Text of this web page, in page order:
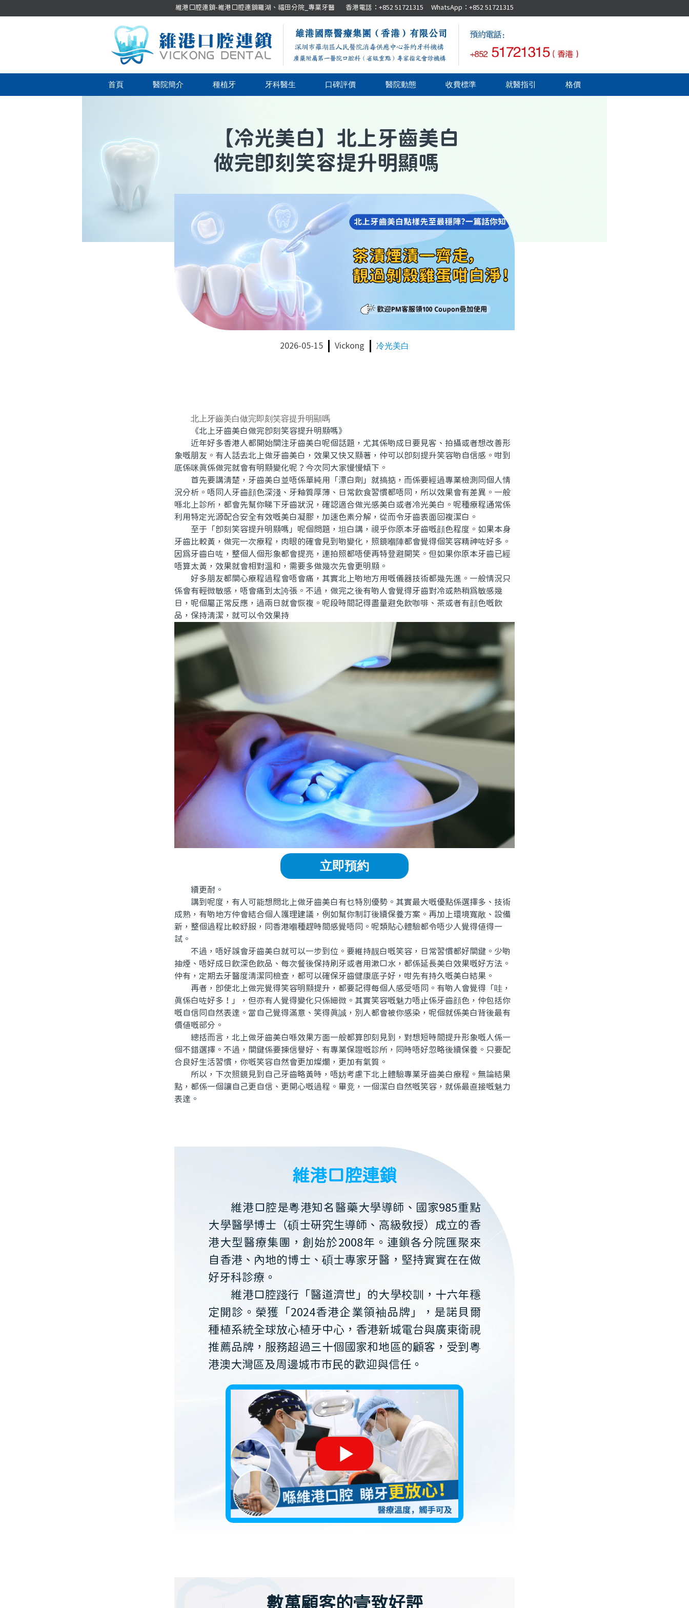
維港口腔連鎖-維港口腔連鎖羅湖、福田分院_專業牙醫 香港電話：+852 51721315 WhatsApp：+852 51721315
首頁 醫院簡介 種植牙 牙科醫生 口碑評價 醫院動態 收費標準 就醫指引 格價
【冷光美白】 北上牙齒美白
做完即刻笑容提升明顯嗎
2026-05-15 Vickong 冷光美白
北上牙齒美白做完即刻笑容提升明顯嗎
《北上牙齒美白做完即刻笑容提升明顯嗎》
近年好多香港人都開始關注牙齒美白呢個話題，尤其係啲成日要見客、拍攝或者想改善形
象嘅朋友。有人話去北上做牙齒美白，效果又快又顯著，仲可以即刻提升笑容啲自信感。咁到
底係咪真係做完就會有明顯變化呢？今次同大家慢慢傾下。
首先要講清楚，牙齒美白並唔係單純用「漂白劑」就搞掂，而係要經過專業檢測同個人情
況分析。唔同人牙齒顔色深淺、牙釉質厚薄、日常飲食習慣都唔同，所以效果會有差異。一般
喺北上診所，都會先幫你睇下牙齒狀況，確認適合做光感美白或者冷光美白。呢種療程通常係
利用特定光源配合安全有效嘅美白凝膠，加速色素分解，從而令牙齒表面回複潔白。
至于「即刻笑容提升明顯嗎」呢個問題，坦白講，視乎你原本牙齒嘅顔色程度。如果本身
牙齒比較黃，做完一次療程，肉眼的確會見到啲變化，照鏡嗰陣都會覺得個笑容精神咗好多。
因爲牙齒白咗，整個人個形象都會提亮，連拍照都唔使再特登避開笑。但如果你原本牙齒已經
唔算太黃，效果就會相對溫和，需要多做幾次先會更明顯。
好多朋友都關心療程過程會唔會痛，其實北上啲地方用嘅儀器技術都幾先進。一般情況只
係會有輕微敏感，唔會痛到太誇張。不過，做完之後有啲人會覺得牙齒對冷或熱稍爲敏感幾
日，呢個屬正常反應，過兩日就會恢複。呢段時間記得盡量避免飲咖啡、茶或者有顔色嘅飲
品，保持清潔，就可以令效果持
立即預約
續更耐。
講到呢度，有人可能想問北上做牙齒美白有乜特別優勢。其實最大嘅優點係選擇多、技術
成熟，有啲地方仲會結合個人護理建議，例如幫你制訂後續保養方案。再加上環境寬敞、設備
新，整個過程比較舒服，同香港嗰種趕時間感覺唔同。呢類貼心體驗都令唔少人覺得值得一
試。
不過，唔好誤會牙齒美白就可以一步到位。要維持靓白嘅笑容，日常習慣都好關鍵。少啲
抽煙、唔好成日飲深色飲品、每次餐後保持刷牙或者用漱口水，都係延長美白效果嘅好方法。
仲有，定期去牙醫度清潔同檢查，都可以確保牙齒健康底子好，咁先有持久嘅美白結果。
再者，即使北上做完覺得笑容明顯提升，都要記得每個人感受唔同。有啲人會覺得「哇，
真係白咗好多！」，但亦有人覺得變化只係細微。其實笑容嘅魅力唔止係牙齒顔色，仲包括你
嘅自信同自然表達。當自己覺得滿意、笑得真誠，別人都會被你感染，呢個就係美白背後最有
價值嘅部分。
總括而言，北上做牙齒美白喺效果方面一般都算即刻見到，對想短時間提升形象嘅人係一
個不錯選擇。不過，關鍵係要揀信譽好、有專業保證嘅診所，同時唔好忽略後續保養。只要配
合良好生活習慣，你嘅笑容自然會更加燦爛，更加有氣質。
所以，下次照鏡見到自己牙齒略黃時，唔妨考慮下北上體驗專業牙齒美白療程。無論結果
點，都係一個讓自己更自信、更開心嘅過程。畢竟，一個潔白自然嘅笑容，就係最直接嘅魅力
表達。
維港口腔連鎖
維港口腔是粵港知名醫藥大學導師、國家985重點
大學醫學博士（碩士研究生導師、高級教授）成立的香
港大型醫療集團，創始於2008年。連鎖各分院匯聚來
自香港、內地的博士、碩士專家牙醫，堅持實實在在做
好牙科診療。
維港口腔踐行「醫道濟世」的大學校訓，十六年穩
定開診。榮獲「2024香港企業領袖品牌」，是諾貝爾
種植系統全球放心植牙中心，香港新城電台與廣東衛視
推薦品牌，服務超過三十個國家和地區的顧客，受到粵
港澳大灣區及周邊城市市民的歡迎與信任。